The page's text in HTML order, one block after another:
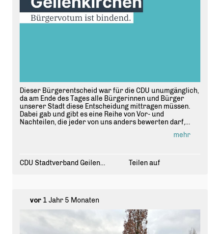
In den nächsten Wochen und Monaten werden sich
sowohl Armin Leon wie auch die übrigen
Ratskandidatinnen und -kandidaten den Wählerinnen
und Wählern in der Stadt vorstellen und mit ihnen ins
Dieser Bürgerentscheid war für die CDU unumgänglich,
da am Ende des Tages alle Bürgerinnen und Bürger
unserer Stadt diese Entscheidung mittragen müssen.
Dabei gab und gibt es eine Reihe von Vor- und
Nachteilen, die jeder von uns anders bewerten darf,
ohne sofort als fremdenfeindlich eingestuft zu werden.
"Ich betone noch einmal ausdrücklich, für die CDU gibt
Bürgerinnen und Bürger unserer Stadt und das lautet
bindend.
mehr
CDU Stadtverband Geilenkirchen Teilen auf
vor1 Jahr 5 Monaten